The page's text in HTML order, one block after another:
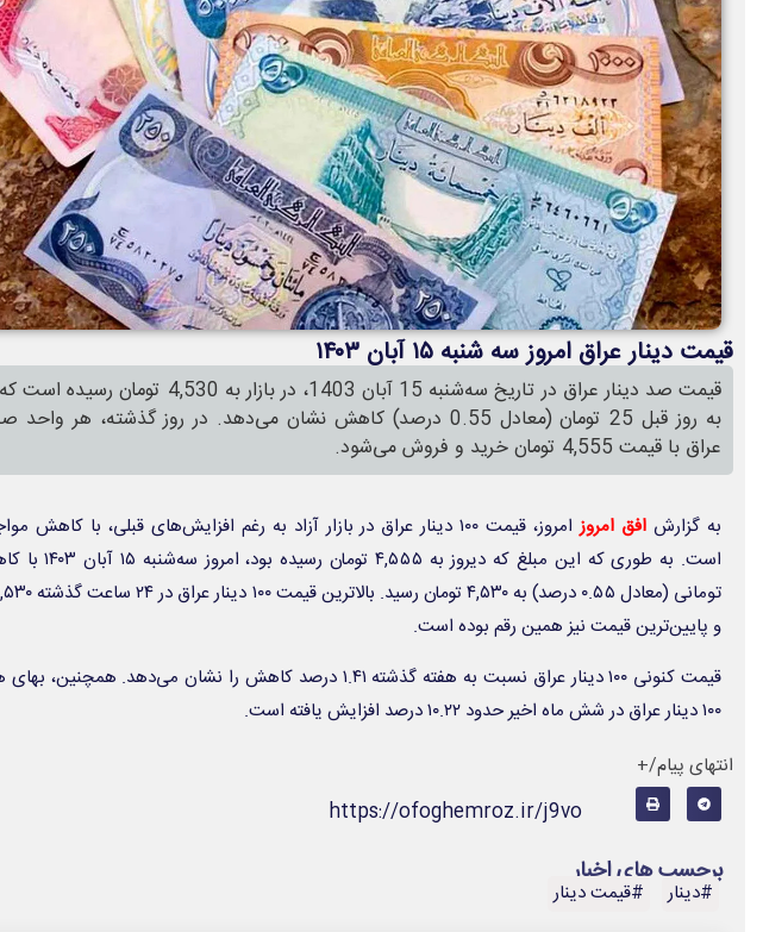
قیمت دینار عراق امروز سه شنبه ۱۵ آبان ۱۴۰۳
قیمت صد دینار عراق در تاریخ سه‌شنبه 15 آبان 1403، در بازار به
به روز قبل 25 تومان (معادل 0.55 درصد) کاهش نشان می‌دهد. در روز گذشته، هر
عراق با قیمت 4,555 تومان خرید و فروش می‌شود.
به گزارش افق امروز
امروز، قیمت ۱۰۰ دینار عراق در بازار آزاد به رغم افزایش‌های قبلی، با کاهش
و پایین‌ترین قیمت نیز همین رقم بوده است.
قیمت کنونی ۱۰۰ دینار عراق نسبت به هفته گذشته ۱.۴۱ درصد کاهش را نشان می‌دهد.
۱۰۰ دینار عراق در شش ماه اخیر حدود ۱۰.۲۲ درصد افزایش یافته است.
انتهای پیام/+
https://ofoghemroz.ir/j9vo
برچسب های اخبار
#دینار #قیمت دینار